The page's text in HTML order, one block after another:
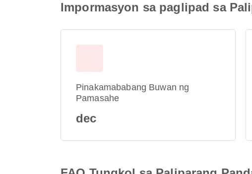
Impormasyon sa paglipad sa
Pinakamababang Buwan ng
Pamasahe
dec